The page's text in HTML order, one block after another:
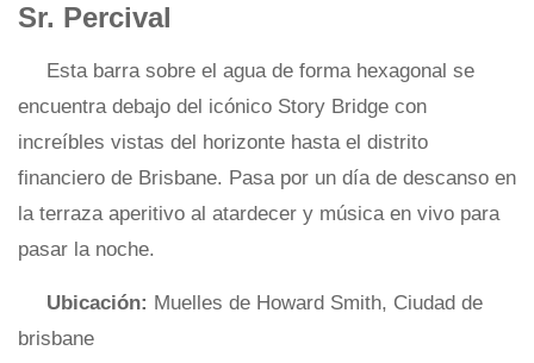
Sr. Percival
Esta barra sobre el agua de forma hexagonal se
encuentra debajo del icónico Story Bridge con
increíbles vistas del horizonte hasta el distrito
financiero de Brisbane. Pasa por un día de descanso en
la terraza aperitivo al atardecer y música en vivo para
pasar la noche.
Ubicación: Muelles de Howard Smith, Ciudad de
brisbane